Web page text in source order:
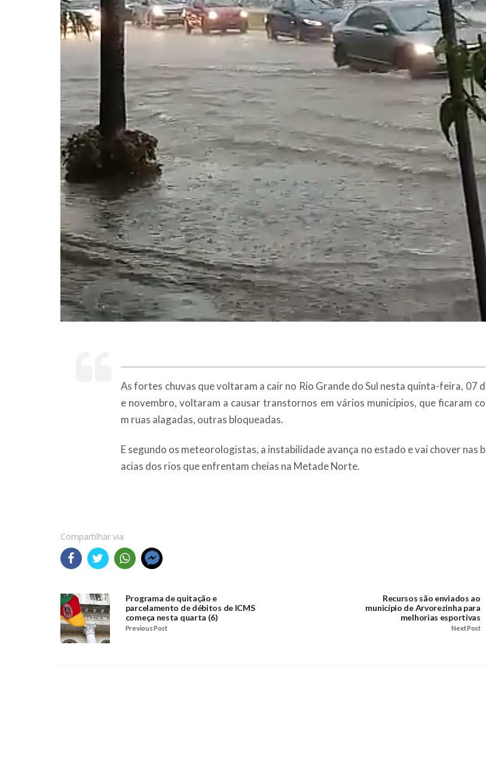
As fortes chuvas que voltaram a cair no Rio Grande do Sul nesta quinta-feira, 07 d
e novembro, voltaram a causar transtornos em vários municípios, que ficaram co
m ruas alagadas, outras bloqueadas.
E segundo os meteorologistas, a instabilidade avança no estado e vai chover nas b
acias dos rios que enfrentam cheias na Metade Norte.
Compartilhar via
Programa de quitação e
parcelamento de débitos de ICMS
começa nesta quarta (6)
Previous Post
Recursos são enviados ao
município de Arvorezinha para
melhorias esportivas
Next Post